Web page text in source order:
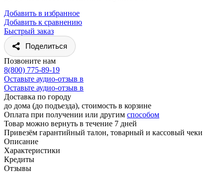
Добавить в избранное
Добавить к сравнению
Быстрый заказ
Поделиться
Позвоните нам
8(800) 775-89-19
Оставьте аудио-отзыв в
Оставьте аудио-отзыв в
Доставка по городу
до дома (до подъезда), стоимость в корзине
Оплата при получении или другим способом
Товар можно вернуть в течение 7 дней
Привезём гарантийный талон, товарный и кассовый чеки
Описание
Характеристики
Кредиты
Отзывы